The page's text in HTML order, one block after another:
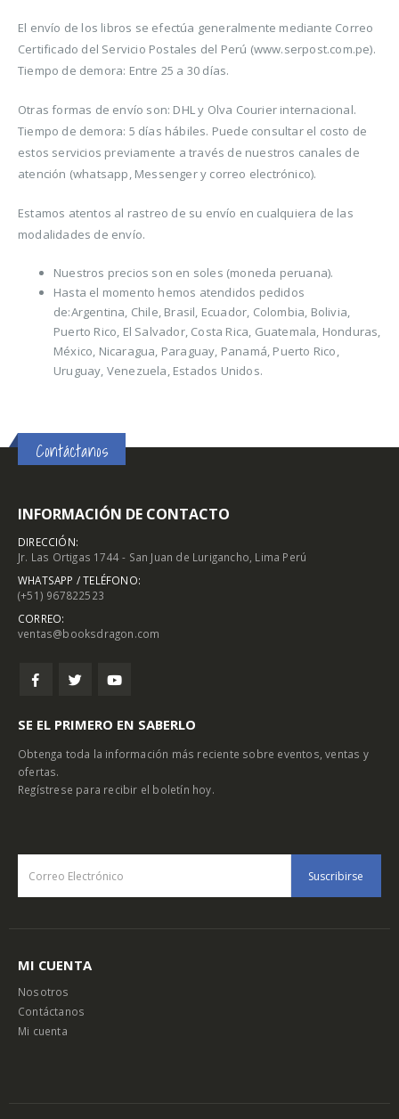
El envío de los libros se efectúa generalmente mediante Correo
Certificado del Servicio Postales del Perú (www.serpost.com.pe).
Tiempo de demora: Entre 25 a 30 días.
Otras formas de envío son: DHL y Olva Courier internacional.
Tiempo de demora: 5 días hábiles. Puede consultar el costo de
estos servicios previamente a través de nuestros canales de
atención (whatsapp, Messenger y correo electrónico).
Estamos atentos al rastreo de su envío en cualquiera de las
modalidades de envío.
Nuestros precios son en soles (moneda peruana).
Hasta el momento hemos atendidos pedidos
de:Argentina, Chile, Brasil, Ecuador, Colombia, Bolivia,
Puerto Rico, El Salvador, Costa Rica, Guatemala, Honduras,
México, Nicaragua, Paraguay, Panamá, Puerto Rico,
Uruguay, Venezuela, Estados Unidos.
Contáctanos
INFORMACIÓN DE CONTACTO
DIRECCIÓN:
Jr. Las Ortigas 1744 - San Juan de Lurigancho, Lima Perú
WHATSAPP / TELÉFONO:
(+51) 967822523
CORREO:
ventas@booksdragon.com
SE EL PRIMERO EN SABERLO
Obtenga toda la información más reciente sobre eventos, ventas y
ofertas.
Regístrese para recibir el boletín hoy.
MI CUENTA
Nosotros
Contáctanos
Mi cuenta